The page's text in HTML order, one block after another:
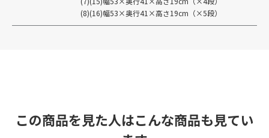
(8)(16)幅53×奥行41×高さ19cm（×5段）
この商品を見た人はこんな商品も見てい